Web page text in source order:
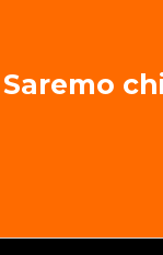
Saremo